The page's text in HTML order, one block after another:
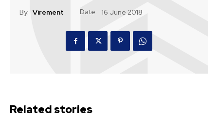
By: Virement Date: 16 June 2018
Related stories